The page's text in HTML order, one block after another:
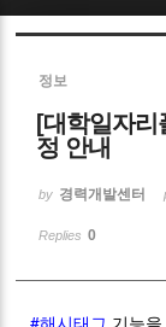
정보
[대학일자
정 안내
by 경력개발센터
Replies 0
#해시태그 기능